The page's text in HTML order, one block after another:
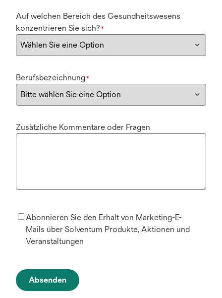
Auf welchen Bereich des Gesundheitswesens
konzentrieren Sie sich? *
Berufsbezeichnung*
Zusätzliche Kommentare oder Fragen
Abonnieren Sie den Erhalt von Marketing-E-
Mails über Solventum Produkte, Aktionen und
Veranstaltungen
Absenden